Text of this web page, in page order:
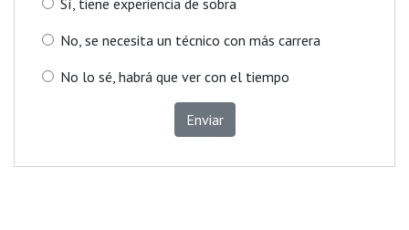
Sí, tiene experiencia de sobra
No, se necesita un técnico con más carrera
No lo sé, habrá que ver con el tiempo
Enviar